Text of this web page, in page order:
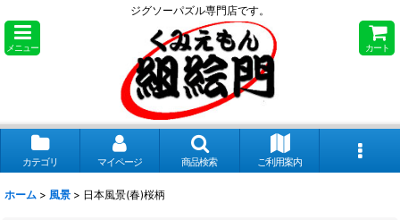
ジグソーパズル専門店です。
メニュー カート
カテゴリ マイページ 商品検索 ご利用案内
ホーム > 風景 > 日本風景(春)桜柄